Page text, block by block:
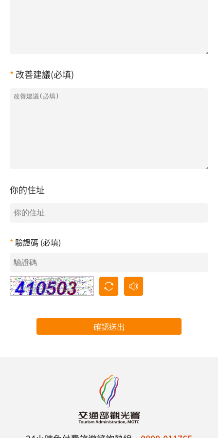
改善建議(必填)
你的住址
驗證碼 (必填)
確認送出